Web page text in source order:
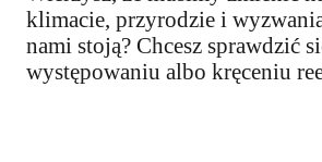
klimacie, przyrodzie i
nami stoją? Chcesz sprawdzić
występowaniu albo kręceniu